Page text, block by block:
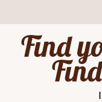
Find